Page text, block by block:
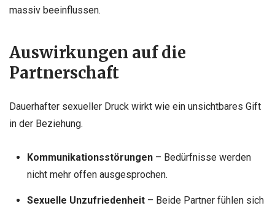
massiv beeinflussen.
Auswirkungen auf die
Partnerschaft
Dauerhafter sexueller Druck wirkt wie ein unsichtbares Gift
in der Beziehung.
Kommunikationsstörungen– Bedürfnisse werden
nicht mehr offen ausgesprochen.
Sexuelle Unzufriedenheit– Beide Partner fühlen sich